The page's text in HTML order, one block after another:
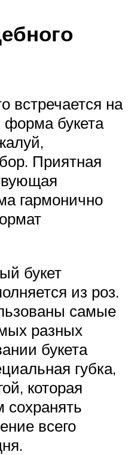
встречается на
форма букета
Приятная
гармонично
букет
из роз.
самые
разных
букета
губка,
которая
сохранять
всего